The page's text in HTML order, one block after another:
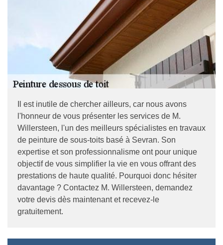
Il est inutile de chercher ailleurs, car nous avons
l'honneur de vous présenter les services de M.
Willersteen, l'un des meilleurs spécialistes en travaux
de peinture de sous-toits basé à Sevran. Son
expertise et son professionnalisme ont pour unique
objectif de vous simplifier la vie en vous offrant des
prestations de haute qualité. Pourquoi donc hésiter
davantage ? Contactez M. Willersteen, demandez
votre devis dès maintenant et recevez-le
gratuitement.